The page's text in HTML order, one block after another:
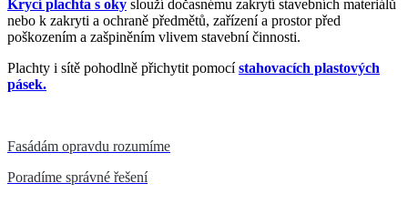
Krycí plachta s oky slouží dočasnému zakrytí stavebních materiálů
nebo k zakryti a ochraně předmětů, zařízení a prostor před
poškozením a zašpiněním vlivem stavební činnosti.
Plachty i sítě pohodlně přichytit pomocístahovacích plastových
pásek.
Fasádám opravdu rozumíme
Poradíme správné řešení